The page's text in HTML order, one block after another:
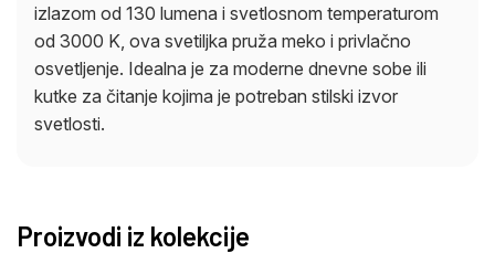
izlazom od 130 lumena i svetlosnom temperaturom
od 3000 K, ova svetiljka pruža meko i privlačno
osvetljenje. Idealna je za moderne dnevne sobe ili
kutke za čitanje kojima je potreban stilski izvor
svetlosti.
Proizvodi iz kolekcije